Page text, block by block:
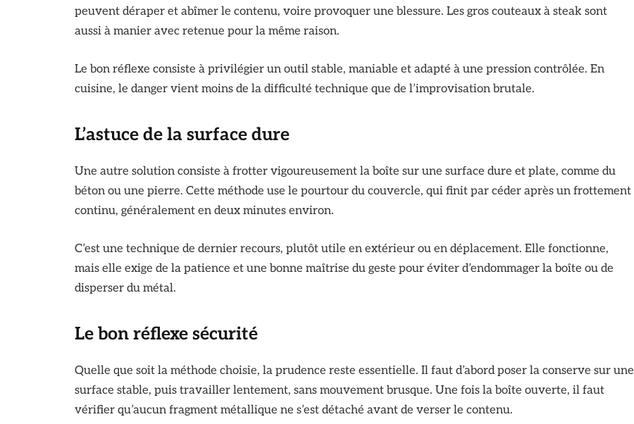
peuvent déraper et abîmer le contenu, voire provoquer une blessure. Les gros couteaux à steak sont
aussi à manier avec retenue pour la même raison.
Le bon réflexe consiste à privilégier un outil stable, maniable et adapté à une pression contrôlée. En
cuisine, le danger vient moins de la difficulté technique que de l’improvisation brutale.
L’astuce de la surface dure
Une autre solution consiste à frotter vigoureusement la boîte sur une surface dure et plate, comme du
béton ou une pierre. Cette méthode use le pourtour du couvercle, qui finit par céder après un frottement
continu, généralement en deux minutes environ.
C’est une technique de dernier recours, plutôt utile en extérieur ou en déplacement. Elle fonctionne,
mais elle exige de la patience et une bonne maîtrise du geste pour éviter d’endommager la boîte ou de
disperser du métal.
Le bon réflexe sécurité
Quelle que soit la méthode choisie, la prudence reste essentielle. Il faut d’abord poser la conserve sur une
surface stable, puis travailler lentement, sans mouvement brusque. Une fois la boîte ouverte, il faut
vérifier qu’aucun fragment métallique ne s’est détaché avant de verser le contenu.